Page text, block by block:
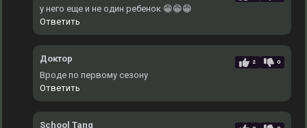
у него еще и не один ребенок 😁😁😁
Ответить
Доктор 2 0
Вроде по первому сезону
Ответить
School Tang